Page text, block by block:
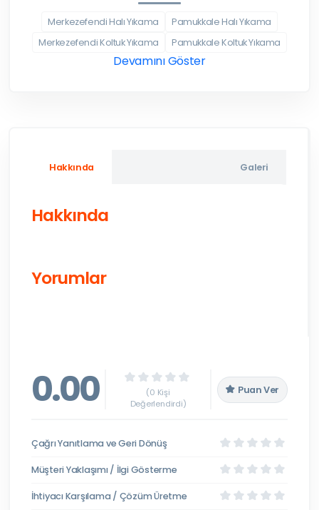
Merkezefendi Halı Yıkama
Pamukkale Halı Yıkama
Merkezefendi Koltuk Yıkama
Pamukkale Koltuk Yıkama
Devamını Göster
Hakkında Galeri
Hakkında
Yorumlar
0.00
(0 Kişi
Değerlendirdi)
Puan Ver
Çağrı Yanıtlama ve Geri Dönüş
Müşteri Yaklaşımı / İlgi Gösterme
İhtiyacı Karşılama / Çözüm Üretme